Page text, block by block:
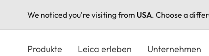
We noticed you're visiting from USA. Choose a
Produkte Leica erleben Unternehmen